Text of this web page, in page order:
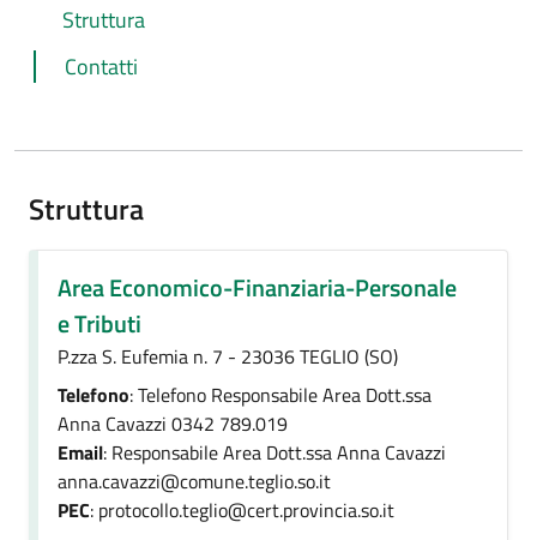
Struttura
Contatti
Struttura
Area Economico-Finanziaria-Personale
e Tributi
P.zza S. Eufemia n. 7 - 23036 TEGLIO (SO)
Telefono: Telefono Responsabile Area Dott.ssa
Anna Cavazzi 0342 789.019
Email: Responsabile Area Dott.ssa Anna Cavazzi
anna.cavazzi@comune.teglio.so.it
PEC: protocollo.teglio@cert.provincia.so.it